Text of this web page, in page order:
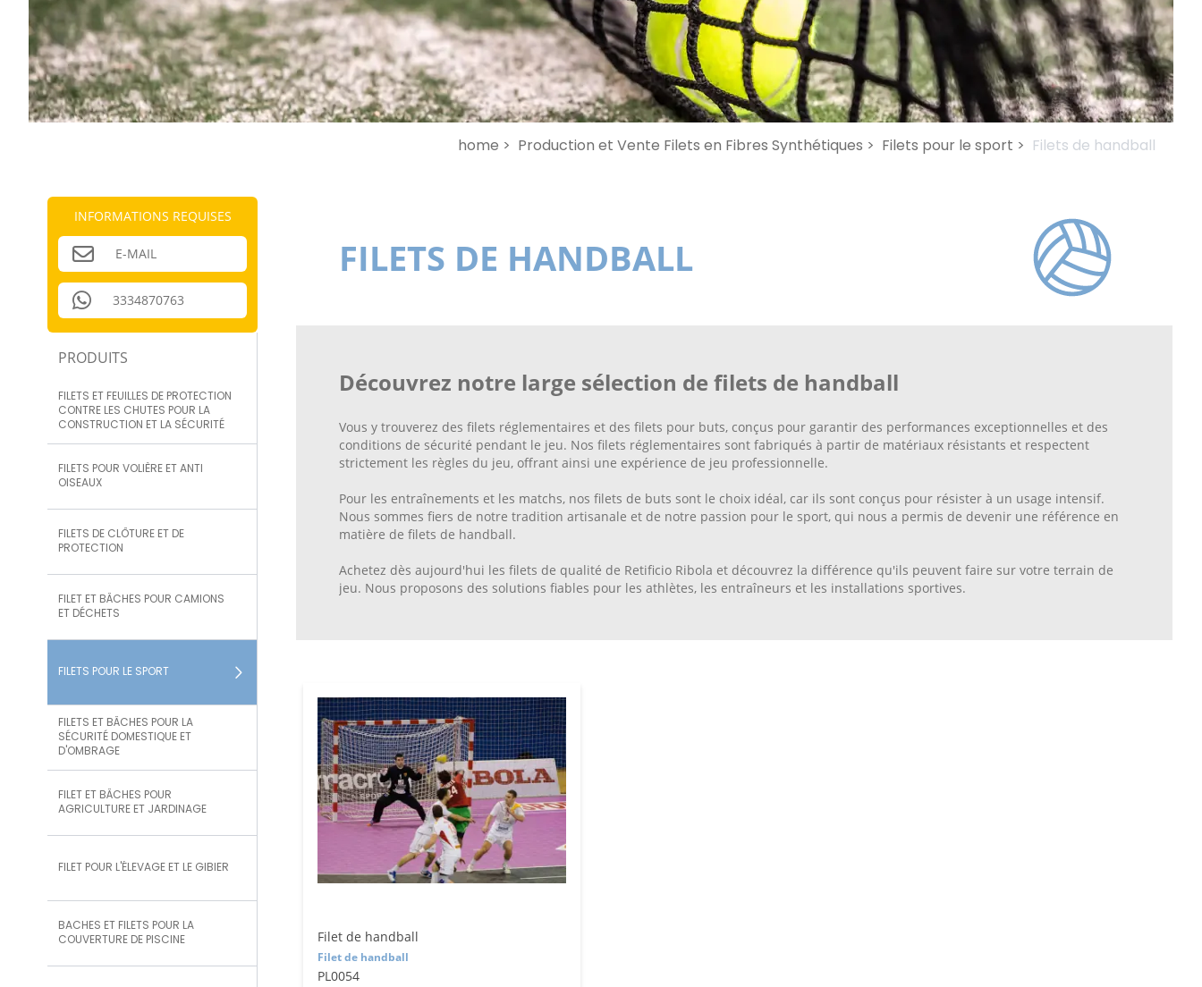
INFORMATIONS REQUISES
E-MAIL
3334870763
PRODUITS
FILETS ET FEUILLES DE PROTECTION
CONTRE LES CHUTES POUR LA
CONSTRUCTION ET LA SÉCURITÉ
FILETS POUR VOLIÈRE ET ANTI
OISEAUX
FILETS DE CLÔTURE ET DE
PROTECTION
FILET ET BÂCHES POUR CAMIONS
ET DÉCHETS
FILETS POUR LE SPORT
FILETS ET BÂCHES POUR LA
SÉCURITÉ DOMESTIQUE ET
D'OMBRAGE
FILET ET BÂCHES POUR
AGRICULTURE ET JARDINAGE
FILET POUR L'ÉLEVAGE ET LE GIBIER
BACHES ET FILETS POUR LA
COUVERTURE DE PISCINE
home > Production et Vente Filets en Fibres Synthétiques > Filets pour le sport > Filets de handball
FILETS DE HANDBALL
Découvrez notre large sélection de filets de handball
Vous y trouverez des filets réglementaires et des filets pour buts, conçus pour garantir des performances exceptionnelles et des
conditions de sécurité pendant le jeu. Nos filets réglementaires sont fabriqués à partir de matériaux résistants et respectent
strictement les règles du jeu, offrant ainsi une expérience de jeu professionnelle.
Pour les entraînements et les matchs, nos filets de buts sont le choix idéal, car ils sont conçus pour résister à un usage intensif.
Nous sommes fiers de notre tradition artisanale et de notre passion pour le sport, qui nous a permis de devenir une référence en
matière de filets de handball.
Achetez dès aujourd'hui les filets de qualité de Retificio Ribola et découvrez la différence qu'ils peuvent faire sur votre terrain de
jeu. Nous proposons des solutions fiables pour les athlètes, les entraîneurs et les installations sportives.
Filet de handball
Filet de handball
PL0054